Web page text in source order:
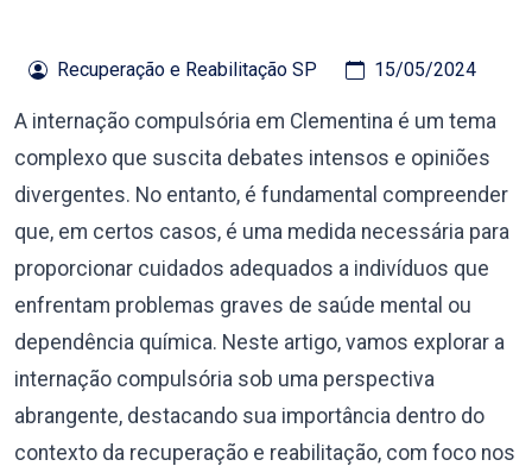
Recuperação e Reabilitação SP 15/05/2024
A internação compulsória em Clementina é um tema
complexo que suscita debates intensos e opiniões
divergentes. No entanto, é fundamental compreender
que, em certos casos, é uma medida necessária para
proporcionar cuidados adequados a indivíduos que
enfrentam problemas graves de saúde mental ou
dependência química. Neste artigo, vamos explorar a
internação compulsória sob uma perspectiva
abrangente, destacando sua importância dentro do
contexto da recuperação e reabilitação, com foco nos